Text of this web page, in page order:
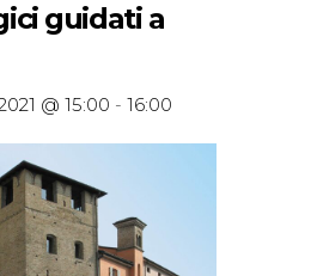
guidati a
@ 15:00 - 16:00